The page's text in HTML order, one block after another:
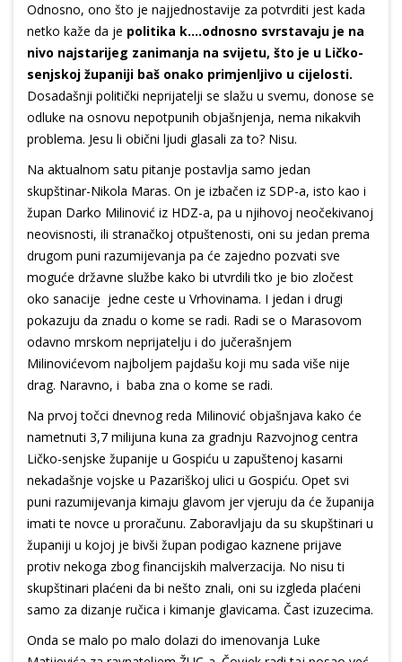
Odnosno, ono što je najjednostavije za potvrditi jest kada
netko kaže da je politika k….odnosno svrstavaju je na
nivo najstarijeg zanimanja na svijetu, što je u Ličko-
senjskoj županiji baš onako primjenljivo u cijelosti.
Dosadašnji politički neprijatelji se slažu u svemu, donose se
odluke na osnovu nepotpunih objašnjenja, nema nikakvih
problema. Jesu li obični ljudi glasali za to? Nisu.
Na aktualnom satu pitanje postavlja samo jedan
skupštinar-Nikola Maras. On je izbačen iz SDP-a, isto kao i
župan Darko Milinović iz HDZ-a, pa u njihovoj neočekivanoj
neovisnosti, ili stranačkoj otpuštenosti, oni su jedan prema
drugom puni razumijevanja pa će zajedno pozvati sve
moguće državne službe kako bi utvrdili tko je bio zločest
oko sanacije jedne ceste u Vrhovinama. I jedan i drugi
pokazuju da znadu o kome se radi. Radi se o Marasovom
odavno mrskom neprijatelju i do jučerašnjem
Milinovićevom najboljem pajdašu koji mu sada više nije
drag. Naravno, i baba zna o kome se radi.
Na prvoj točci dnevnog reda Milinović objašnjava kako će
nametnuti 3,7 milijuna kuna za gradnju Razvojnog centra
Ličko-senjske županije u Gospiću u zapuštenoj kasarni
nekadašnje vojske u Pazariškoj ulici u Gospiću. Opet svi
puni razumijevanja kimaju glavom jer vjeruju da će županija
imati te novce u proračunu. Zaboravljaju da su skupštinari u
županiji u kojoj je bivši župan podigao kaznene prijave
protiv nekoga zbog financijskih malverzacija. No nisu ti
skupštinari plaćeni da bi nešto znali, oni su izgleda plaćeni
samo za dizanje ručica i kimanje glavicama. Čast izuzecima.
Onda se malo po malo dolazi do imenovanja Luke